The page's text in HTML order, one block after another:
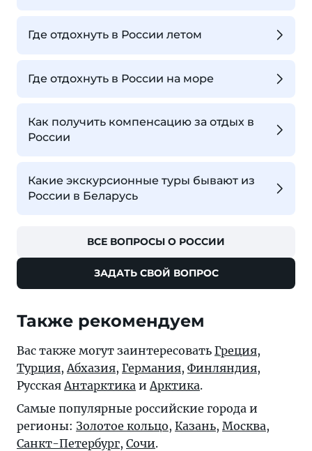
Где отдохнуть в России летом
Где отдохнуть в России на море
Как получить компенсацию за отдых в
России
Какие экскурсионные туры бывают из
России в Беларусь
ВСЕ ВОПРОСЫ О РОССИИ
ЗАДАТЬ СВОЙ ВОПРОС
Также рекомендуем
Вас также могут заинтересовать Греция,
Турция, Абхазия, Германия, Финляндия,
Русская Антарктика и Арктика.
Самые популярные российские города и
регионы: Золотое кольцо, Казань, Москва,
Санкт-Петербург, Сочи.